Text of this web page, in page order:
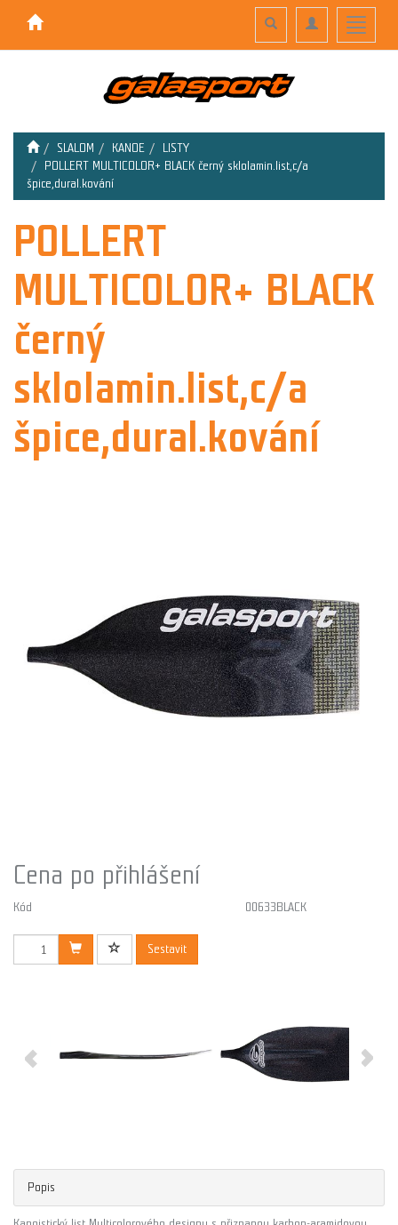
Toggle
Toggle
navigation
Toggle
search
SLALOM KANOE
LISTY
POLLERT MULTICOLOR+ BLACK černý sklolamin.list,c/a
špice,dural.kování
POLLERT
MULTICOLOR+ BLACK
černý
sklolamin.list,c/a
špice,dural.kování
Cena po přihlášení
Kód 00633BLACK
Sestavit
Popis